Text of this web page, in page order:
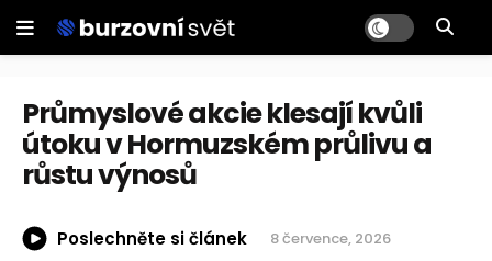
Průmyslové akcie klesají kvůli
útoku v Hormuzském průlivu a
růstu výnosů
Poslechněte si článek 8 července, 2026